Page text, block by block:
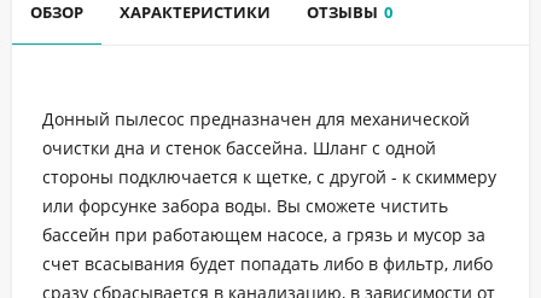
ОБЗОР ХАРАКТЕРИСТИКИ ОТЗЫВЫ 0
Донный пылесос предназначен для механической
очистки дна и стенок бассейна. Шланг с одной
стороны подключается к щетке, с другой - к скиммеру
или форсунке забора воды. Вы сможете чистить
бассейн при работающем насосе, а грязь и мусор за
счет всасывания будет попадать либо в фильтр, либо
сразу сбрасывается в канализацию, в зависимости от